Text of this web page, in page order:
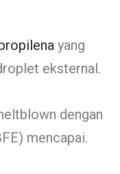
yang
eksternal.
dengan
mencapai.